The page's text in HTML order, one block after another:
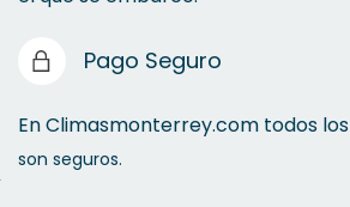
Pago Seguro
En Climasmonterrey.com todos los
son seguros.